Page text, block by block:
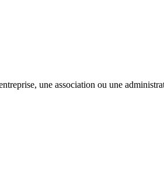
une association ou une